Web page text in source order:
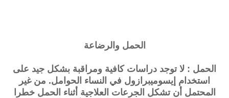
الحمل والرضاعة
الحمل : لا توجد دراسات كافية ومراقبة بشكل جيد على
استخدام إيسوميبرازول في النساء الحوامل. من غير
المحتمل أن تشكل الجرعات العلاجية أثناء الحمل خطرا